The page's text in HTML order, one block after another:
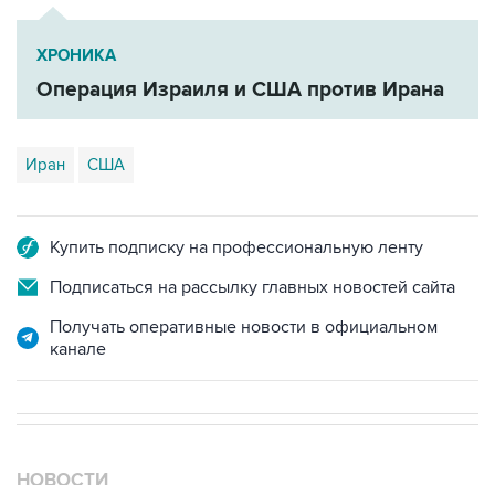
ХРОНИКА
Операция Израиля и США против Ирана
Иран США
Купить подписку на профессиональную ленту
Подписаться на рассылку главных новостей сайта
Получать оперативные новости в официальном
канале
НОВОСТИ